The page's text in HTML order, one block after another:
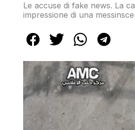
Le accuse di fake news. La
impressione di una